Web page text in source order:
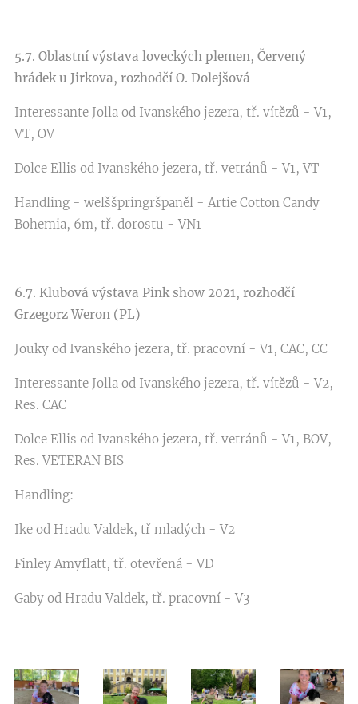
5.7. Oblastní výstava loveckých plemen, Červený
hrádek u Jirkova, rozhodčí O. Dolejšová
Interessante Jolla od Ivanského jezera, tř. vítězů - V1,
VT, OV
Dolce Ellis od Ivanského jezera, tř. vetránů - V1, VT
Handling - welššpringršpaněl - Artie Cotton Candy
Bohemia, 6m, tř. dorostu - VN1
6.7. Klubová výstava Pink show 2021, rozhodčí
Grzegorz Weron (PL)
Jouky od Ivanského jezera, tř. pracovní - V1, CAC, CC
Interessante Jolla od Ivanského jezera, tř. vítězů - V2,
Res. CAC
Dolce Ellis od Ivanského jezera, tř. vetránů - V1, BOV,
Res. VETERAN BIS
Handling:
Ike od Hradu Valdek, tř mladých - V2
Finley Amyflatt, tř. otevřená - VD
Gaby od Hradu Valdek, tř. pracovní - V3